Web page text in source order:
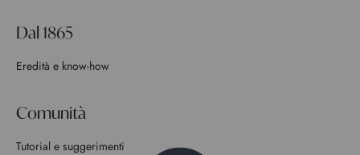
Dal 1865
Eredità e know-how
Comunità
Tutorial e suggerimenti